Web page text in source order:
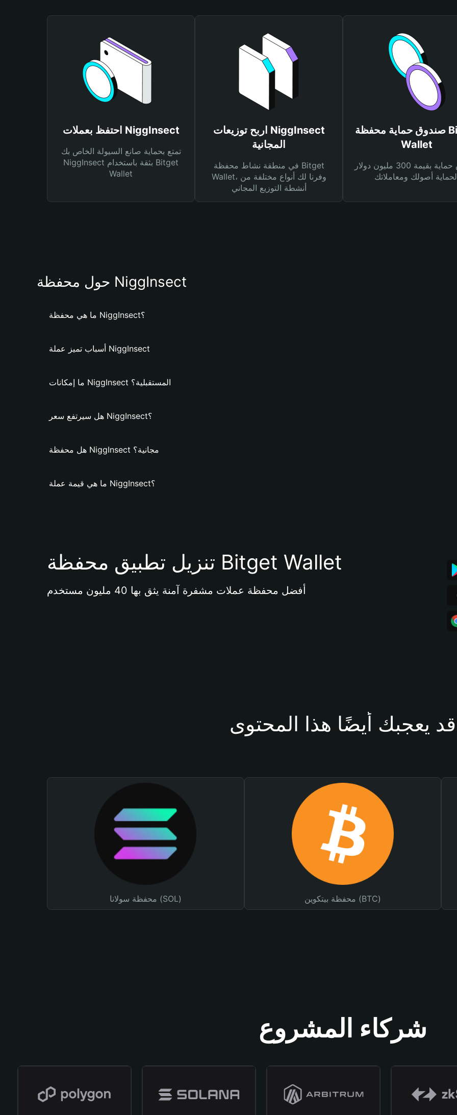
احتفظ بعملات NiggInsect
تمتع بحماية صانع السيولة الخاص بك
NiggInsect بثقة باستخدام Bitget
Wallet
اربح توزيعات NiggInsect
المجانية
في منطقة نشاط محفظة Bitget
Wallet، وفرنا لك أنواع مختلفة من
أنشطة التوزيع المجاني
صندوق حماية محفظة Bitget
Wallet
صندوق حماية بقيمة 300 مليون دولار
حول محفظة NiggInsect
ما هي محفظة NiggInsect؟
أسباب تميز عملة NiggInsect
ما إمكانات NiggInsect المستقبلية؟
هل سيرتفع سعر NiggInsect؟
هل محفظة NiggInsect مجانية؟
ما هي قيمة عملة NiggInsect؟
تنزيل تطبيق محفظة Bitget Wallet
أفضل محفظة عملات مشفرة آمنة يثق بها 40 مليون مستخدم
قد يعجبك أيضًا هذا المحتوى
محفظة سولانا (SOL) محفظة بيتكوين (BTC)
شركاء المشروع